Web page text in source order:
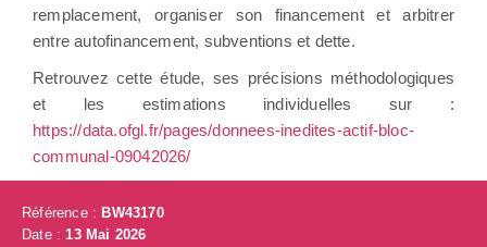
remplacement, organiser son financement et arbitrer
entre autofinancement, subventions et dette.
Retrouvez cette étude, ses précisions méthodologiques
et les estimations individuelles sur :
https://data.ofgl.fr/pages/donnees-inedites-actif-bloc-
communal-09042026/
Référence : BW43170
Date :13 Mai 2026